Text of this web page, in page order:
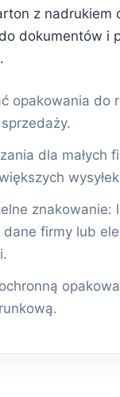
z nadrukiem
dokumentów i
opakowania do
dla małych
znakowanie:
dane firmy lub